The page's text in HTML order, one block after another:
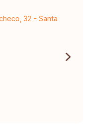
32 - Santa